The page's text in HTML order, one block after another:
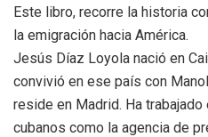
Este libro, recorre la historia
la emigración hacia América.
Jesús Díaz Loyola nació en
convivió en ese país con
reside en Madrid. Ha
cubanos como la agencia de